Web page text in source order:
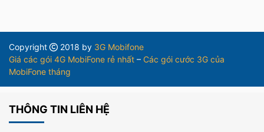
Copyright 2018 by 3G Mobifone
Giá các gói 4G MobiFone rẻ nhất – Các gói cước 3G của
MobiFone tháng
THÔNG TIN LIÊN HỆ